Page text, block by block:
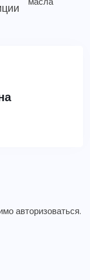
авторизоваться.